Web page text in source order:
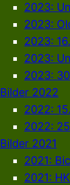
2023:
2023:
2023:
2023:
2023:
Bilder 2022
2022:
2022:
Bilder 2021
2021:
2021: